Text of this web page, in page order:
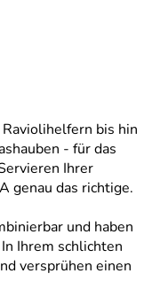
bis hin
- für das
Ihrer
genau das richtige.
und haben
Ihrem schlichten
versprühen einen